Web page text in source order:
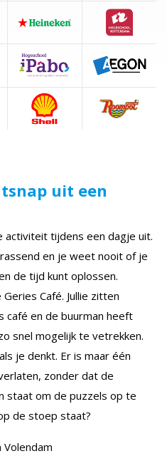
uit een
activiteit tijdens een dagje uit.
en je weet nooit of je
de tijd kunt oplossen.
Café. Jullie zitten
café en de buurman heeft
snel mogelijk te vetrekken.
je denkt. Er is maar één
zonder dat de
staat om de puzzels op te
de stoep staat?
Volendam